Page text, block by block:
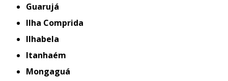
Guarujá
Ilha Comprida
Ilhabela
Itanhaém
Mongaguá